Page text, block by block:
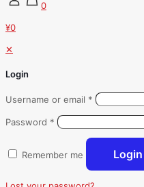
0
¥0
✕
Login
Username or email *
Password *
Remember me Login